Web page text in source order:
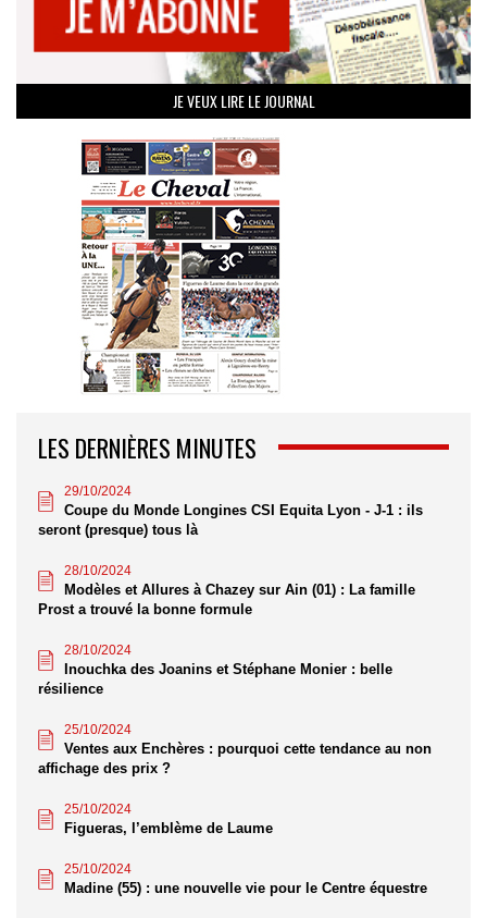
JE VEUX LIRE LE JOURNAL
LES DERNIÈRES MINUTES
29/10/2024
Coupe du Monde Longines CSI Equita Lyon - J-1 : ils
seront (presque) tous là
28/10/2024
Modèles et Allures à Chazey sur Ain (01) : La famille
Prost a trouvé la bonne formule
28/10/2024
Inouchka des Joanins et Stéphane Monier : belle
résilience
25/10/2024
Ventes aux Enchères : pourquoi cette tendance au non
affichage des prix ?
25/10/2024
Figueras, l’emblème de Laume
25/10/2024
Madine (55) : une nouvelle vie pour le Centre équestre